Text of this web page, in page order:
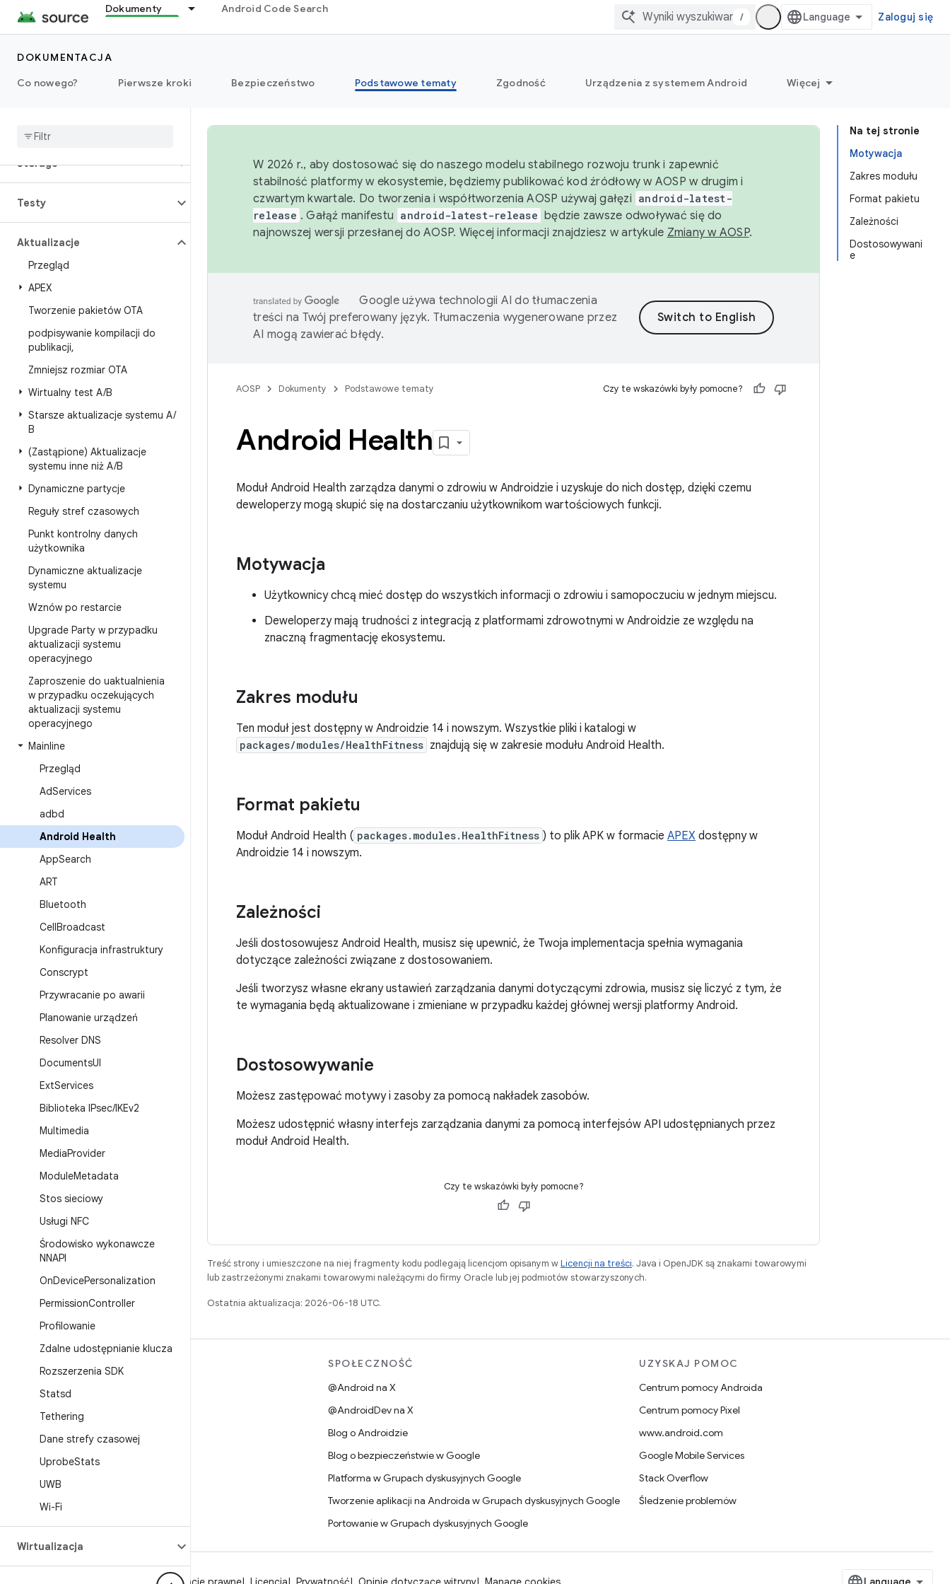
Dokumenty Android Code Search
/ Zaloguj się
DOKUMENTACJA
Co nowego?
Pierwsze kroki Bezpieczeństwo Podstawowe tematy Zgodność Urządzenia z systemem Android Więcej
Środowisko wykonawcze
Storage
Testy
Aktualizacje
Przegląd
APEX
Tworzenie pakietów OTA
podpisywanie kompilacji do
publikacji,
Zmniejsz rozmiar OTA
Wirtualny test A/B
Starsze aktualizacje systemu A/
B
(Zastąpione) Aktualizacje
systemu inne niż A/B
Dynamiczne partycje
Reguły stref czasowych
Punkt kontrolny danych
użytkownika
Dynamiczne aktualizacje
systemu
Wznów po restarcie
Upgrade Party w przypadku
aktualizacji systemu
operacyjnego
Zaproszenie do uaktualnienia
w przypadku oczekujących
aktualizacji systemu
operacyjnego
Mainline
Przegląd
AdServices
adbd
Android Health
AppSearch
ART
Bluetooth
CellBroadcast
Konfiguracja infrastruktury
Conscrypt
Przywracanie po awarii
Planowanie urządzeń
Resolver DNS
DocumentsUI
ExtServices
Biblioteka IPsec/IKEv2
Multimedia
MediaProvider
ModuleMetadata
Stos sieciowy
Usługi NFC
Środowisko wykonawcze
NNAPI
OnDevicePersonalization
PermissionController
Profilowanie
Zdalne udostępnianie klucza
Rozszerzenia SDK
Statsd
Tethering
Dane strefy czasowej
UprobeStats
UWB
Wi-Fi
Wirtualizacja
Na tej stronie
Motywacja
Zakres modułu
Format pakietu
Zależności
Dostosowywani
e
W 2026 r., aby dostosować się do naszego modelu stabilnego rozwoju trunk i zapewnić
stabilność platformy w ekosystemie, będziemy publikować kod źródłowy w AOSP w drugim i
czwartym kwartale. Do tworzenia i współtworzenia AOSP używaj gałęzi android-latest-
release . Gałąź manifestu android-latest-release będzie zawsze odwoływać się do
najnowszej wersji przesłanej do AOSP. Więcej informacji znajdziesz w artykule Zmiany w AOSP.
Google używa technologii AI do tłumaczenia
treści na Twój preferowany język. Tłumaczenia wygenerowane przez
AI mogą zawierać błędy.
AOSP Dokumenty Podstawowe tematy Czy te wskazówki były pomocne?
Android Health
Moduł Android Health zarządza danymi o zdrowiu w Androidzie i uzyskuje do nich dostęp, dzięki czemu
deweloperzy mogą skupić się na dostarczaniu użytkownikom wartościowych funkcji.
Motywacja
Użytkownicy chcą mieć dostęp do wszystkich informacji o zdrowiu i samopoczuciu w jednym miejscu.
Deweloperzy mają trudności z integracją z platformami zdrowotnymi w Androidzie ze względu na
znaczną fragmentację ekosystemu.
Zakres modułu
Ten moduł jest dostępny w Androidzie 14 i nowszym. Wszystkie pliki i katalogi w
packages/modules/HealthFitness znajdują się w zakresie modułu Android Health.
Format pakietu
Moduł Android Health ( packages.modules.HealthFitness ) to plik APK w formacie APEX dostępny w
Androidzie 14 i nowszym.
Zależności
Jeśli dostosowujesz Android Health, musisz się upewnić, że Twoja implementacja spełnia wymagania
dotyczące zależności związane z dostosowaniem.
Jeśli tworzysz własne ekrany ustawień zarządzania danymi dotyczącymi zdrowia, musisz się liczyć z tym, że
te wymagania będą aktualizowane i zmieniane w przypadku każdej głównej wersji platformy Android.
Dostosowywanie
Możesz zastępować motywy i zasoby za pomocą nakładek zasobów.
Możesz udostępnić własny interfejs zarządzania danymi za pomocą interfejsów API udostępnianych przez
moduł Android Health.
Czy te wskazówki były pomocne?
Treść strony i umieszczone na niej fragmenty kodu podlegają licencjom opisanym wLicencji na treści. Java i OpenJDK są znakami towarowymi
lub zastrzeżonymi znakami towarowymi należącymi do firmy Oracle lub jej podmiotów stowarzyszonych.
Ostatnia aktualizacja: 2026-06-18 UTC.
Repozytorium Androida
Wymagania
Pobieranie
Wyświetl podgląd plików binarnych
Obrazy fabryczne
Pliki binarne sterowników
SPOŁECZNOŚĆ
@Android na X
@AndroidDev na X
Blog o Androidzie
Blog o bezpieczeństwie w Google
Platforma w Grupach dyskusyjnych Google
Tworzenie aplikacji na Androida w Grupach dyskusyjnych Google
Portowanie w Grupach dyskusyjnych Google
UZYSKAJ POMOC
Centrum pomocy Androida
Centrum pomocy Pixel
www.android.com
Google Mobile Services
Stack Overflow
Śledzenie problemów